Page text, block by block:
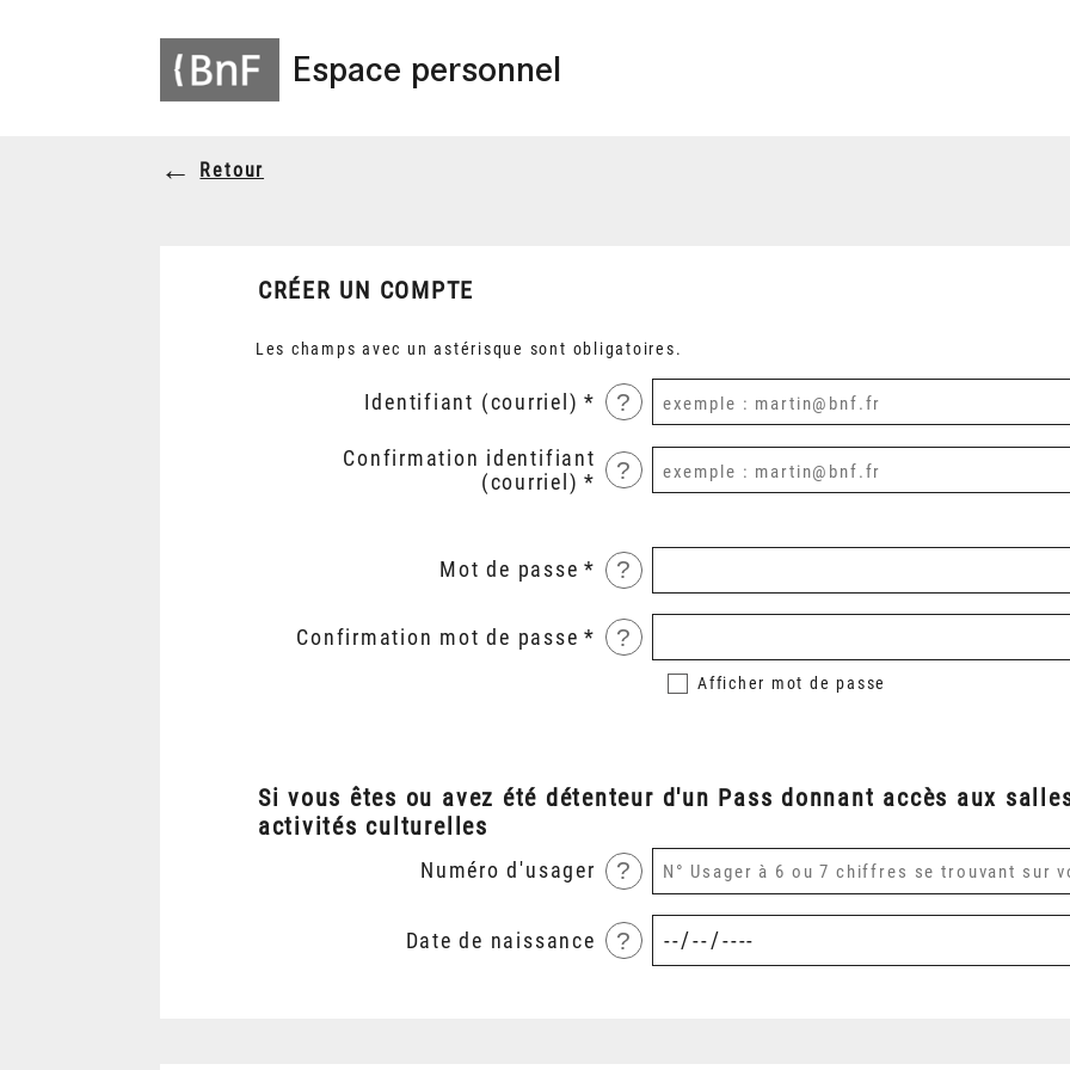
Espace personnel
Retour
CRÉER UN COMPTE
Les champs avec un astérisque sont obligatoires.
Identifiant (courriel) ?
Confirmation identifiant
(courriel)
?
Mot de passe ?
Confirmation mot de passe ?
Afficher mot de passe
Si vous êtes ou avez été détenteur d'un Pass donnant accès aux
activités culturelles
Numéro d'usager ?
Date de naissance ?